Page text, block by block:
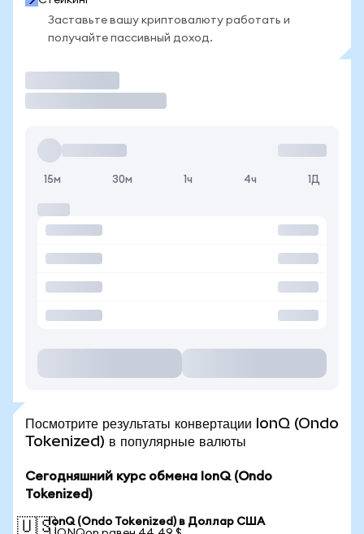
Заставьте вашу криптовалюту работать и
получайте пассивный доход.
15м 30м 1ч 4ч 1Д
Посмотрите результаты конвертации IonQ (Ondo
Tokenized) в популярные валюты
Сегодняшний курс обмена IonQ (Ondo
Tokenized)
🇺🇸IonQ (Ondo Tokenized) в Доллар США